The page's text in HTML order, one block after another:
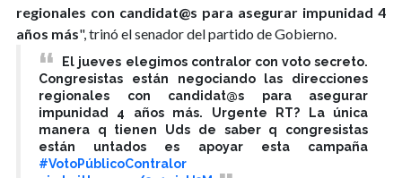
regionales con candidat@s para asegurar impunidad 4
años más", trinó el senador del partido de Gobierno.
El jueves elegimos contralor con voto secreto.
Congresistas están negociando las direcciones
regionales con candidat@s para asegurar
impunidad 4 años más. Urgente RT? La única
manera q tienen Uds de saber q congresistas
están untados es apoyar esta campaña
#VotoPúblicoContralor